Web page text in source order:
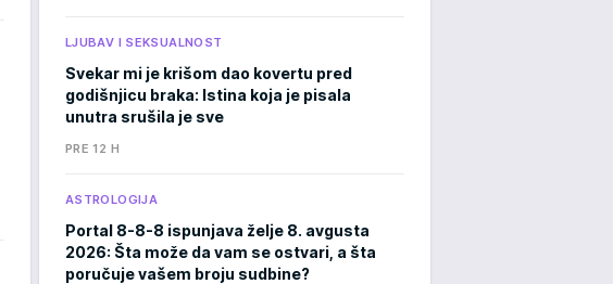
LJUBAV I SEKSUALNOST
Svekar mi je krišom dao kovertu pred
godišnjicu braka: Istina koja je pisala
unutra srušila je sve
PRE 12 H
ASTROLOGIJA
Portal 8-8-8 ispunjava želje 8. avgusta
2026: Šta može da vam se ostvari, a šta
poručuje vašem broju sudbine?